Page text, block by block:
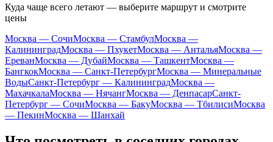
Куда чаще всего летают — выберите маршрут и смотрите
цены
Москва — СочиМосква — СтамбулМосква —
КалининградМосква — ПхукетМосква — АнтальяМосква —
ЕреванМосква — ДубайМосква — ТашкентМосква —
БангкокМосква — Санкт-ПетербургМосква — Минеральные
ВодыСанкт-Петербург — КалининградМосква —
МахачкалаМосква — НячангМосква — ДенпасарСанкт-
Петербург — СочиМосква — БакуМосква — ТбилисиМосква
— ПекинМосква — Шанхай